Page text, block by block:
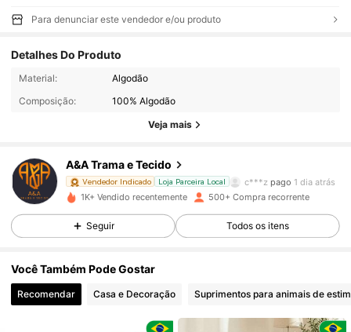
Para denunciar este vendedor e/ou produto
Detalhes Do Produto
Material:
Algodão
Composição:
100% Algodão
Veja mais
A&A Trama e Tecido
Vendedor Indicado Loja Parceira Local
c***z pago 1 dia atrás
559 Seguidores
1K+ Vendido recentemente 500+ Compra recorrente
Seguir Todos os itens
Você Também Pode Gostar
Recomendar Casa e Decoração Suprimentos para animais de